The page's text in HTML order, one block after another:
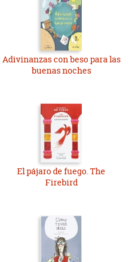
Adivinanzas con beso para las
buenas noches
El pájaro de fuego. The
Firebird